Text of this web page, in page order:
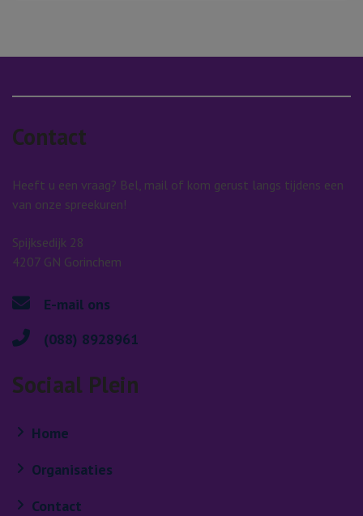
Contact
Heeft u een vraag? Bel, mail of kom gerust langs tijdens een
van onze spreekuren!
Spijksedijk 28
4207 GN Gorinchem
E-mail ons
(088) 8928961
Sociaal Plein
Home
Organisaties
Contact